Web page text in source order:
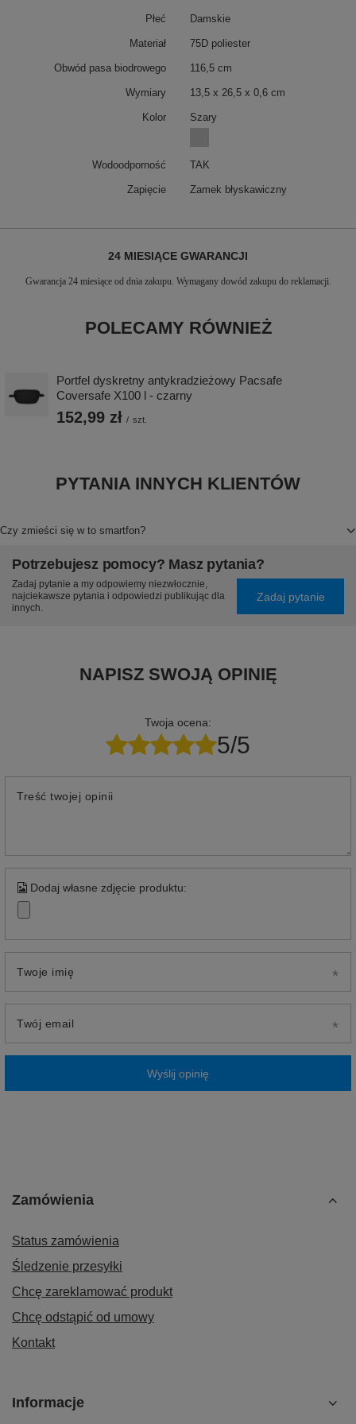
Płeć Damskie
Materiał 75D poliester
Obwód pasa biodrowego 116,5 cm
Wymiary 13,5 x 26,5 x 0,6 cm
Kolor Szary
Wodoodporność TAK
Zapięcie Zamek błyskawiczny
24 MIESIĄCE GWARANCJI
Gwarancja 24 miesiące od dnia zakupu. Wymagany dowód zakupu do reklamacji.
POLECAMY RÓWNIEŻ
Portfel dyskretny antykradzieżowy Pacsafe
Coversafe X100 l - czarny
152,99 zł / szt.
PYTANIA INNYCH KLIENTÓW
Czy zmieści się w to smartfon?
Potrzebujesz pomocy? Masz pytania?
Zadaj pytanie a my odpowiemy niezwłocznie,
najciekawsze pytania i odpowiedzi publikując dla
innych.
Zadaj pytanie
NAPISZ SWOJĄ OPINIĘ
Twoja ocena:
5/5
Treść twojej opinii
Dodaj własne zdjęcie produktu:
Twoje imię
Twój email
Wyślij opinię
Zamówienia
Status zamówienia
Śledzenie przesyłki
Chcę zareklamować produkt
Chcę odstąpić od umowy
Kontakt
Informacje